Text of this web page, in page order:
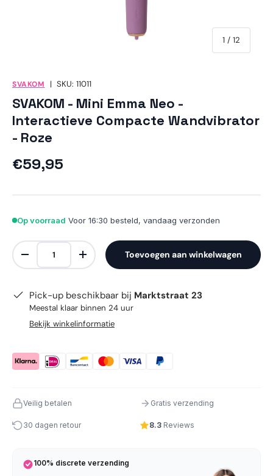
1 / van
12
SVAKOM | SKU: 11011
SVAKOM - Mini Emma Neo -
Interactieve Compacte Wandvibrator
- Roze
Reguliere prijs
€59,95
Op voorraad Voor 16:30 besteld, vandaag verzonden
Aantal
Verlaag de hoeveelheidVerhoog de hoeveelheid
Toevoegen aan winkelwagen
Pick-up beschikbaar bij Marktstraat 23
Meestal klaar binnen 24 uur
Bekijk winkelinformatie
Veilig betalen Gratis verzending
30 dagen retour 8.3 Reviews
100% discrete verzending